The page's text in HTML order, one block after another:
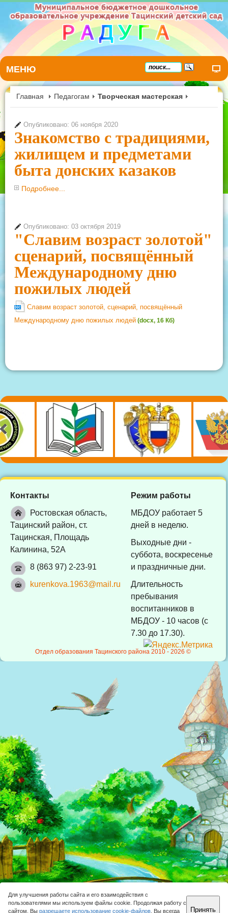
МЕНЮ
Главная Педагогам Творческая мастерская
Опубликовано: 06 ноября 2020
Знакомство с традициями,
жилищем и предметами
быта донских казаков
Подробнее...
Опубликовано: 03 октября 2019
"Славим возраст золотой"
сценарий, посвящённый
Международному дню
пожилых людей
Славим возраст золотой, сценарий, посвящённый
Международному дню пожилых людей (docx, 16 Кб)
Контакты
Ростовская область,
Тацинский район, ст.
Тацинская, Площадь
Калинина, 52А
8 (863 97) 2-23-91
kurenkova.1963@mail.ru
Режим работы
МБДОУ работает 5
дней в неделю.
Выходные дни -
суббота, воскресенье
и праздничные дни.
Длительность
пребывания
воспитанников в
МБДОУ - 10 часов (с
7.30 до 17.30).
Отдел образования Тацинского района 2010 - 2026 ©
Для улучшения работы сайта и его взаимодействия с
пользователями мы используем файлы cookie. Продолжая работу с
сайтом, Вы разрешаете использование cookie-файлов . Вы всегда Принять